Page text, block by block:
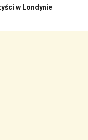
w Londynie